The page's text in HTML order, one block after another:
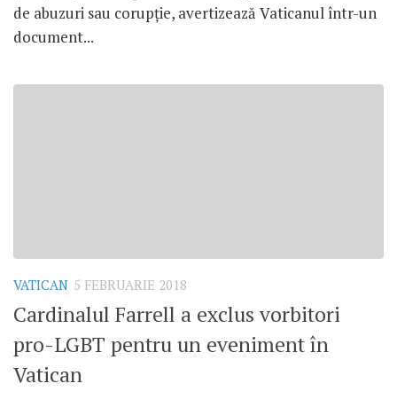
de abuzuri sau corupție, avertizează Vaticanul într-un
document...
VATICAN 5 FEBRUARIE 2018
Cardinalul Farrell a exclus vorbitori
pro-LGBT pentru un eveniment în
Vatican